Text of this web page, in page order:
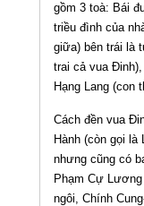
gồm 3 toà: Bái
triều đình của
giữa) bên trái là
trai cả vua
Hạng Lang (con
Cách đền vua
Hành (còn gọi
nhưng cũng có
Phạm Cự
ngôi, Chính